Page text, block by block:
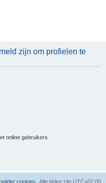
zijn om profielen te
online gebruikers
Alle tijden zijn UTC+02:00
cookies